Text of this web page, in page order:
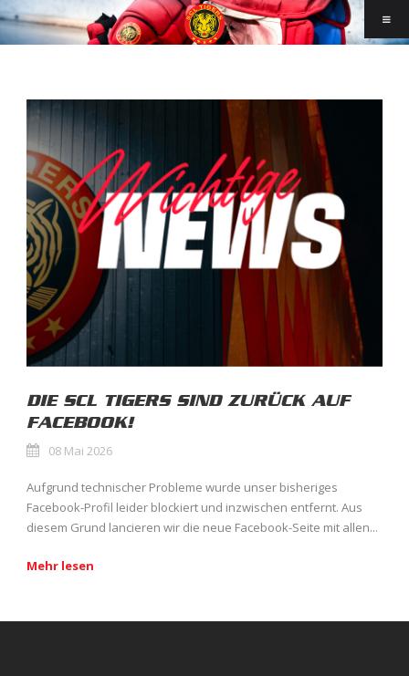
DIE SCL TIGERS SIND ZURÜCK AUF
FACEBOOK!
08 Mai 2026
Aufgrund technischer Probleme wurde unser bisheriges
Facebook-Profil leider blockiert und inzwischen entfernt. Aus
diesem Grund lancieren wir die neue Facebook-Seite mit allen...
Mehr lesen